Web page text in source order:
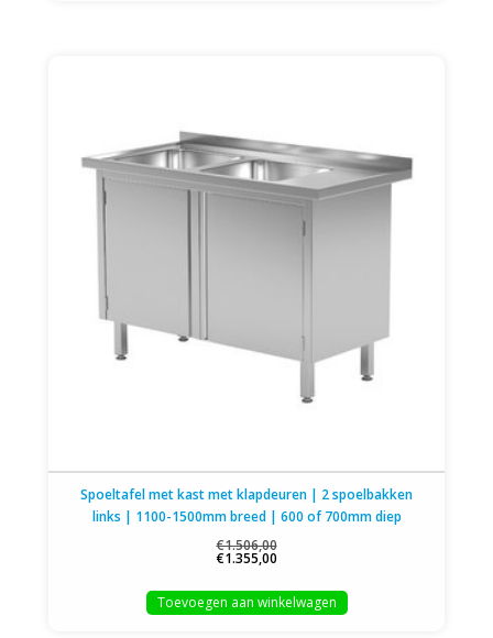
Spoeltafel met kast met klapdeuren | 2 spoelbakken
links | 1100-1500mm breed | 600 of 700mm diep
€1.506,00
€1.355,00
Toevoegen aan winkelwagen